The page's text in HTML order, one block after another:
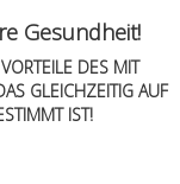
Gesundheit!
DES MIT
GLEICHZEITIG AUF
IST!